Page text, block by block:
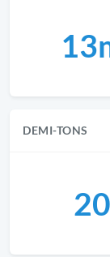
DEMI-TONS
20